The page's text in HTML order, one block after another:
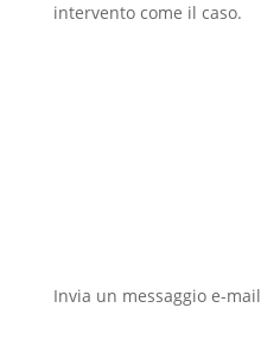
intervento come il caso.
Invia un messaggio e-mail